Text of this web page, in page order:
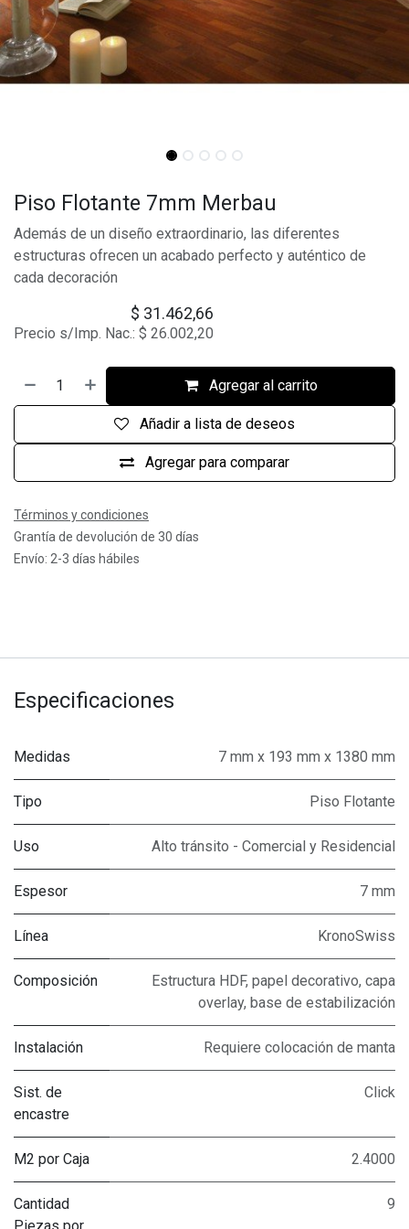
Piso Flotante 7mm Merbau
Además de un diseño extraordinario, las diferentes
estructuras ofrecen un acabado perfecto y auténtico de
cada decoración
$ 31.462,66
Precio s/Imp. Nac.: $ 26.002,20
Agregar al carrito
Agregar para comparar
Añadir a lista de deseos
Términos y condiciones
Grantía de devolución de 30 días
Envío: 2-3 días hábiles
Especificaciones
Medidas 7 mm x 193 mm x 1380 mm
Tipo Piso Flotante
Uso Alto tránsito - Comercial y Residencial
Espesor 7 mm
Línea KronoSwiss
Composición
Estructura HDF, papel decorativo, capa
overlay, base de estabilización
Instalación Requiere colocación de manta
Sist. de
encastre
Click
M2 por Caja 2.4000
Cantidad
9